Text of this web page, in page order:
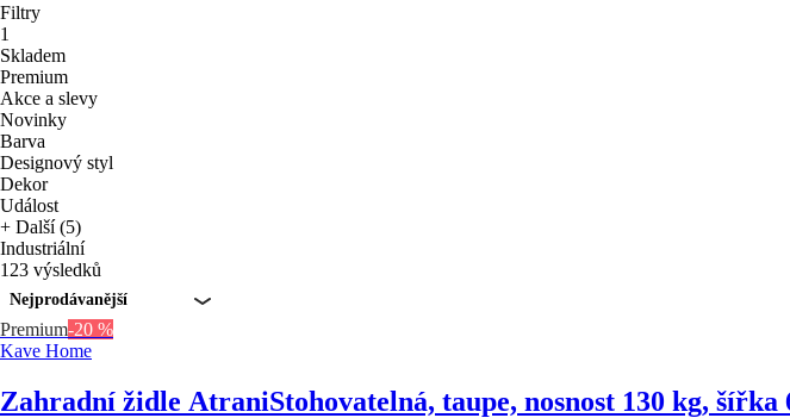
Filtry
1
Skladem
Premium
Akce a slevy
Novinky
Barva
Designový styl
Dekor
Událost
+ Další (5)
Industriální
123 výsledků
Nejprodávanější
Premium-20 %
Kave Home
Zahradní židle AtraniStohovatelná, taupe, nosnost 130 kg,